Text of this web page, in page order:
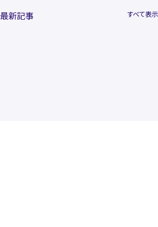
最新記事 すべて表示